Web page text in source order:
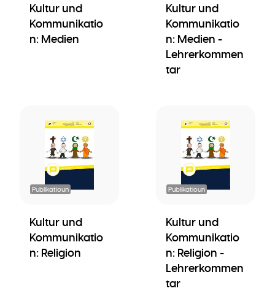
Kultur und
Kommunikatio
n: Medien
Kultur und
Kommunikatio
n: Medien -
Lehrerkommen
tar
Publikatioun
Kultur und
Kommunikatio
n: Religion
Publikatioun
Kultur und
Kommunikatio
n: Religion -
Lehrerkommen
tar